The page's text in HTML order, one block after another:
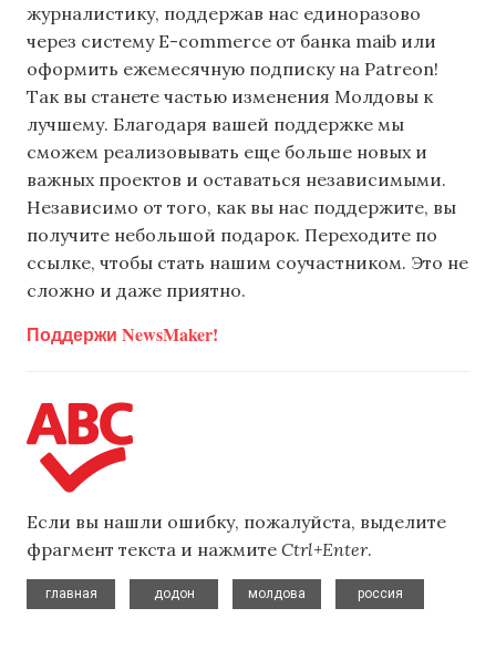
журналистику, поддержав нас единоразово
через систему E-commerce от банка maib или
оформить ежемесячную подписку на Patreon!
Так вы станете частью изменения Молдовы к
лучшему. Благодаря вашей поддержке мы
сможем реализовывать еще больше новых и
важных проектов и оставаться независимыми.
Независимо от того, как вы нас поддержите, вы
получите небольшой подарок. Переходите по
ссылке, чтобы стать нашим соучастником. Это не
сложно и даже приятно.
Поддержи NewsMaker!
Если вы нашли ошибку, пожалуйста, выделите
фрагмент текста и нажмите Ctrl+Enter.
главная
додон
молдова
россия